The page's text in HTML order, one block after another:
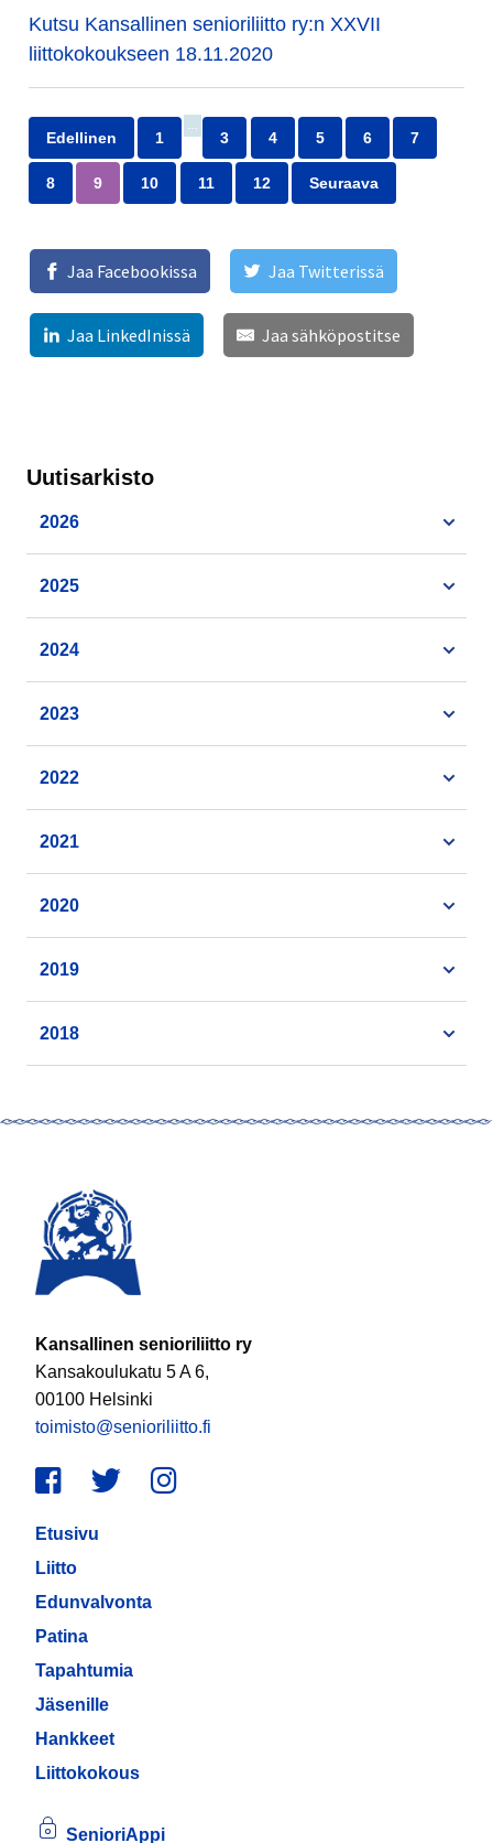
Kutsu Kansallinen senioriliitto ry:n XXVII
liittokokoukseen 18.11.2020
Edellinen 1 3 4 5 6 7
8 9 10 11 12 Seuraava
Jaa Facebookissa Jaa Twitterissä
Jaa LinkedInissä Jaa sähköpostitse
Uutisarkisto
2026
2025
2024
2023
2022
2021
2020
2019
2018
Kansallinen senioriliitto ry
Kansakoulukatu 5 A 6,
00100 Helsinki
toimisto@senioriliitto.fi
Facebook
TwitterInstagram
Etusivu
Liitto
Edunvalvonta
Patina
Tapahtumia
Jäsenille
Hankkeet
Liittokokous
SenioriAppi